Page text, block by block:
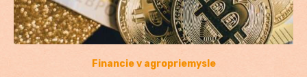
Financie v agropriemysle